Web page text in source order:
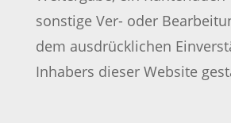
sonstige Ver- oder
dem ausdrücklichen
Inhabers dieser Website